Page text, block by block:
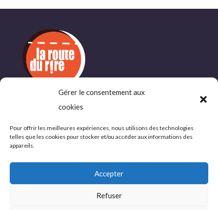
Gérer le consentement aux
cookies
Pour offrir les meilleures expériences, nous utilisons des technologies
telles que les cookies pour stocker et/ou accéder aux informations des
appareils.
Accepter
Refuser
INFORMATIONS
COMPLÉMENTAIRES
Politique de confidentialité